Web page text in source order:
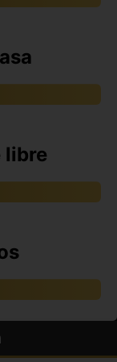
libre